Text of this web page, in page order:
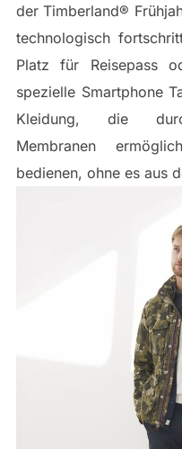
der Timberland®
technologisch
Platz für Reisepass
spezielle Smartphone
Kleidung, die
Membranen
bedienen, ohne es aus